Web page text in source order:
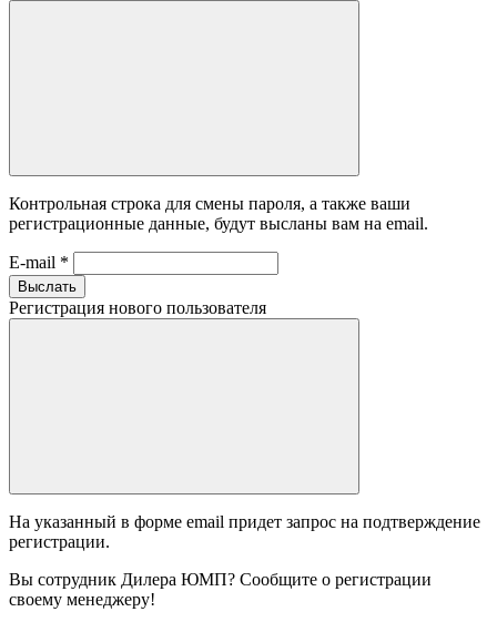
Контрольная строка для смены пароля, а также ваши
регистрационные данные, будут высланы вам на email.
E-mail *
Выслать
Регистрация нового пользователя
На указанный в форме email придет запрос на подтверждение
регистрации.
Вы сотрудник Дилера ЮМП? Сообщите о регистрации
своему менеджеру!